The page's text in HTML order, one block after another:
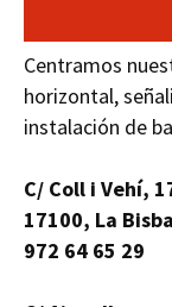
Centramos
horizontal,
instalación de
C/ Coll i Vehí,
17100, La
972 64 65 29